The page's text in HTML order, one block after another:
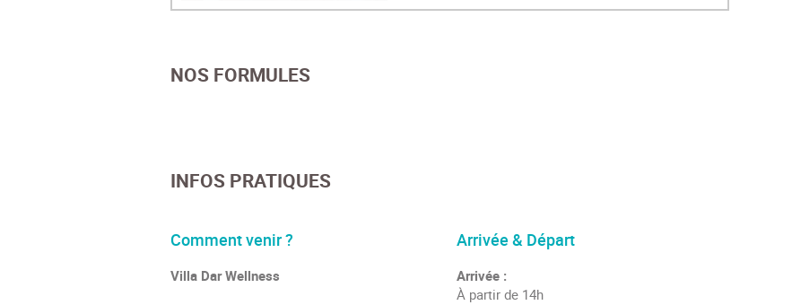
NOS FORMULES
INFOS PRATIQUES
Comment venir ?
Villa Dar Wellness
Arrivée & Départ
Arrivée :
À partir de 14h